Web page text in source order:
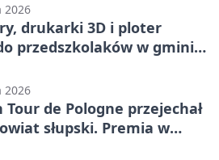
2026
drukarki 3D i ploter
przedszkolaków w gminie
2026
Tour de Pologne przejechał
słupski. Premia w